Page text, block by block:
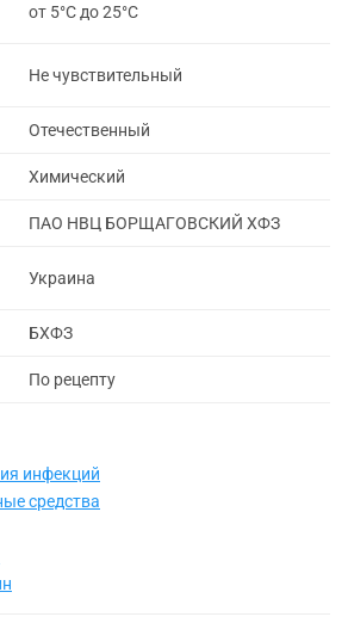
от 5°C до 25°C
Не чувствительный
Отечественный
Химический
ПАО НВЦ БОРЩАГОВСКИЙ ХФЗ
Украина
БХФЗ
По рецепту
инфекций
средства